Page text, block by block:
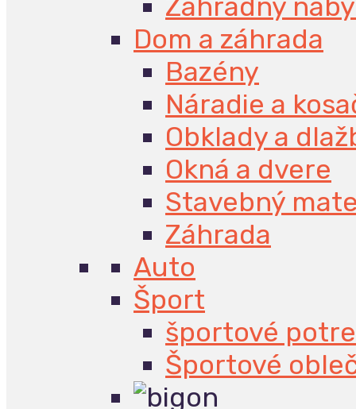
Záhradný
Dom a záhrada
Bazény
Náradie a
Obklady a
Okná a dvere
Stavebný
Záhrada
Auto
Šport
športové
Športové